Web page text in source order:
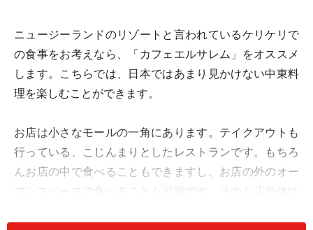
ニュージーランドのリゾートと言われているケリケリで
の食事をお考えなら、「カフェエルサレム」をオススメ
します。こちらでは、日本ではあまり見かけない中東料
理を楽しむことができます。
お店は小さなモールの一角にあります。テイクアウトも
行っている、こじんまりとしたレストランです。もちろ
んお店の中で食べることもできますし、お店の外のオー
プンスペースで食べることも可能です。そのお店自体は